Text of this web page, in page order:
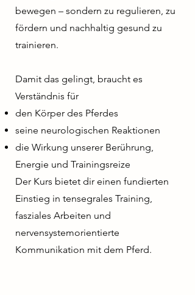
bewegen – sondern zu regulieren, zu
fördern und nachhaltig gesund zu
trainieren.
Damit das gelingt, braucht es
Verständnis für
den Körper des Pferdes
seine neurologischen Reaktionen
die Wirkung unserer Berührung,
Energie und Trainingsreize
Der Kurs bietet dir einen fundierten
Einstieg in tensegrales Training,
fasziales Arbeiten und
nervensystemorientierte
Kommunikation mit dem Pferd.